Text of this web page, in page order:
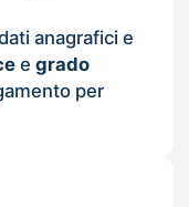
anagrafici e
e grado
per